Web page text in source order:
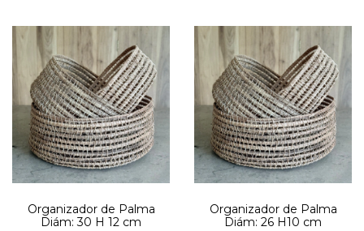
Organizador de Palma
Diám: 30 H 12 cm
Organizador de Palma
Diám: 26 H10 cm